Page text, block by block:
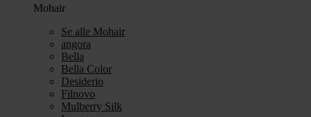
Mohair
Se alle Mohair
angora
Bella
Bella Color
Desiderio
Filnovo
Mulberry Silk